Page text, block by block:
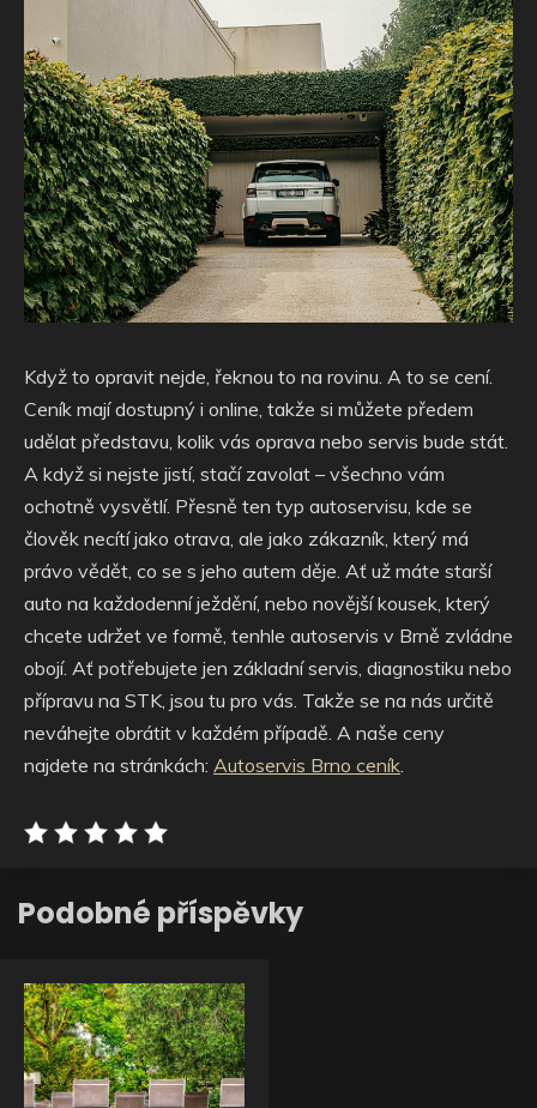
Když to opravit nejde, řeknou to na rovinu. A to se cení.
Ceník mají dostupný i online, takže si můžete předem
udělat představu, kolik vás oprava nebo servis bude stát.
A když si nejste jistí, stačí zavolat – všechno vám
ochotně vysvětlí. Přesně ten typ autoservisu, kde se
člověk necítí jako otrava, ale jako zákazník, který má
právo vědět, co se s jeho autem děje. Ať už máte starší
auto na každodenní ježdění, nebo novější kousek, který
chcete udržet ve formě, tenhle autoservis v Brně zvládne
obojí. Ať potřebujete jen základní servis, diagnostiku nebo
přípravu na STK, jsou tu pro vás. Takže se na nás určitě
neváhejte obrátit v každém případě. A naše ceny
najdete na stránkách: Autoservis Brno ceník.
Podobné příspěvky